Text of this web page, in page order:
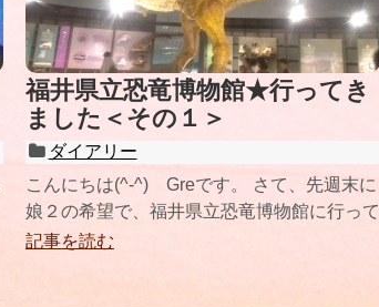
福井県立恐竜博物館★行ってき
ました＜その１＞
ダイアリー
こんにちは(^-^) Greです。 さて、先週末に
娘２の希望で、福井県立恐竜博物館に行って
まいりました✧ とても
記事を読む